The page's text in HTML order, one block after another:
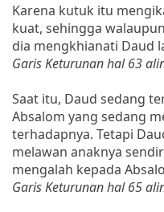
Karena kutuk itu
kuat, sehingga
dia mengkhianati Daud
Garis Keturunan hal 63
Saat itu, Daud sedang
Absalom yang sedang
terhadapnya. Tetapi
melawan anaknya
mengalah kepada
Garis Keturunan hal 65